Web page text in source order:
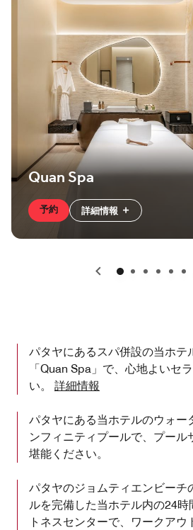
Quan Spa
予約 詳細情報
戻る
パタヤにあるスパ併設の当ホテ
「Quan Spa」で、心地よいセ
い。 詳細情報
パタヤにある当ホテルのウォー
ンフィニティプールで、プール
堪能ください。
パタヤのジョムティエンビーチ
ルを完備した当ホテル内の24時
トネスセンターで、ワークアウ